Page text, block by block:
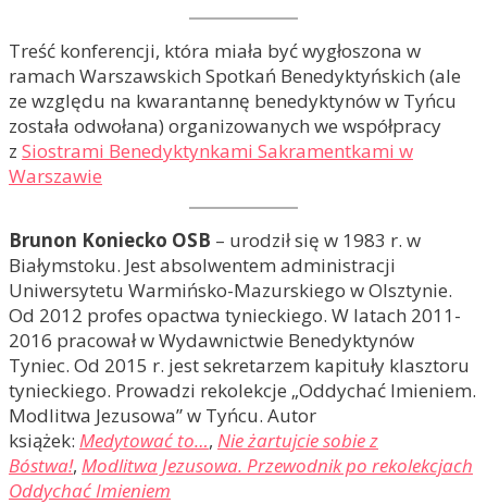
Treść konferencji, która miała być wygłoszona w
ramach Warszawskich Spotkań Benedyktyńskich (ale
ze względu na kwarantannę benedyktynów w Tyńcu
została odwołana) organizowanych we współpracy
z Siostrami Benedyktynkami Sakramentkami w
Warszawie
Brunon Koniecko OSB – urodził się w 1983 r. w
Białymstoku. Jest absolwentem administracji
Uniwersytetu Warmińsko-Mazurskiego w Olsztynie.
Od 2012 profes opactwa tynieckiego. W latach 2011-
2016 pracował w Wydawnictwie Benedyktynów
Tyniec. Od 2015 r. jest sekretarzem kapituły klasztoru
tynieckiego. Prowadzi rekolekcje „Oddychać Imieniem.
Modlitwa Jezusowa” w Tyńcu. Autor
książek: Medytować to…, Nie żartujcie sobie z
Bóstwa!, Modlitwa Jezusowa. Przewodnik po rekolekcjach
Oddychać Imieniem